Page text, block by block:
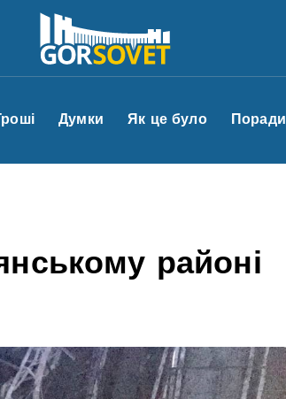
Гроші Думки Як це було Поради
районі